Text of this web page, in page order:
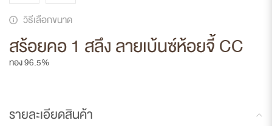
สร้อยคอ 1 สลึง ลายเบ้นซ์ห้อยจี้ CC
ทอง 96.5%
วิธีเลือกขนาด
รายละเอียดสินค้า